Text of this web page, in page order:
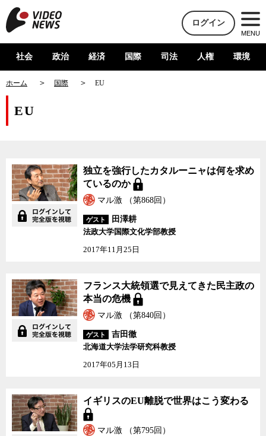
ログイン
MENU
社会 政治 経済 国際 司法 人権 環境
ホーム 国際 EU
EU
独立を強行したカタルーニャは何を求め
ているのか
マル激 （第868回）
ゲスト
田澤耕
法政大学国際文化学部教授
2017年11月25日
フランス大統領選で見えてきた民主政の
本当の危機
マル激 （第840回）
ゲスト
吉田徹
北海道大学法学研究科教授
2017年05月13日
イギリスのEU離脱で世界はこう変わる
マル激 （第795回）